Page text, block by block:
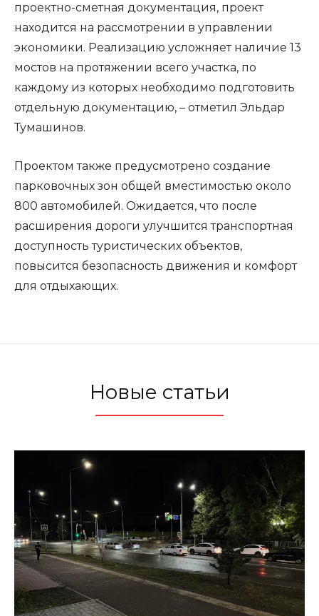
проектно-сметная документация, проект
находится на рассмотрении в управлении
экономики. Реализацию усложняет наличие 13
мостов на протяжении всего участка, по
каждому из которых необходимо подготовить
отдельную документацию, – отметил Эльдар
Тумашинов.
Проектом также предусмотрено создание
парковочных зон общей вместимостью около
800 автомобилей. Ожидается, что после
расширения дороги улучшится транспортная
доступность туристических объектов,
повысится безопасность движения и комфорт
для отдыхающих.
Новые статьи